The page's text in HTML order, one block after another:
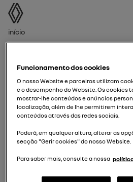
Manual do Utilizador
Caminho de navegação
Início
pode pesquisar o seu veículo
para os seguintes países:
• França
• Reino Unido
• Países Baixos
• Portugal
• Itália
Funcionamento dos cookies
O nosso Website e parceiros utilizam
e o desempenho do Website. Os cookies
mostrar-lhe conteúdos e anúncios
localização, além de lhe permitirem
conteúdos através das redes sociais.
Poderá, em qualquer altura, alterar as
secção "Gerir cookies" do nosso Website.
Para saber mais, consulte a nossa